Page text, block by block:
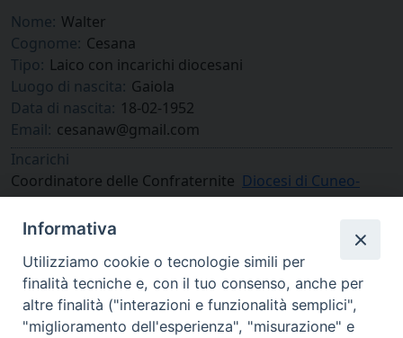
Nome: Walter
Cognome: Cesana
Tipo: Laico con incarichi diocesani
Luogo di nascita: Gaiola
Data di nascita: 18-02-1952
Email: cesanaw@gmail.com
Incarichi
Coordinatore delle Confraternite Diocesi di Cuneo-
Fossano
Informativa
Utilizziamo cookie o tecnologie simili per
finalità tecniche e, con il tuo consenso, anche per
altre finalità ("interazioni e funzionalità semplici",
"miglioramento dell'esperienza", "misurazione" e